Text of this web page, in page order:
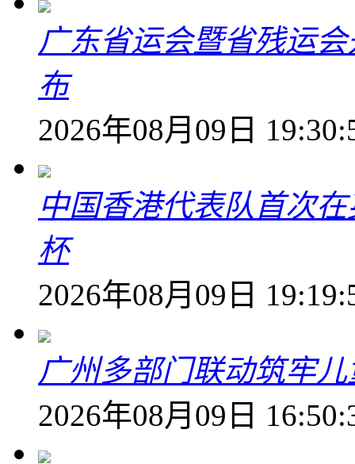
广东省运会暨省残运
布
2026年08月09日
中国香港代表队首次
杯
2026年08月09日
广州多部门联动筑牢
2026年08月09日